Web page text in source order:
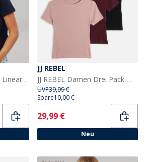
Tommy Jeans Damen Lineares T-Shirt Dark Night Navy 1
JJ REBEL
JJ REBEL Damen Drei Pack Maya Ripp T-Shirts Fig/Woodrose/Schwarz
UVP39,99 €
Spare10,00 €
Current
29,99 €
Neu